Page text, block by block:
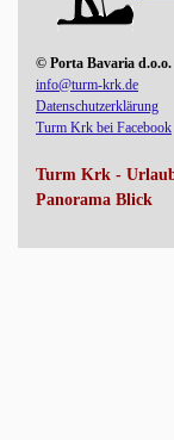
© Porta Bavaria d.o.o.
info@turm-krk.de
Datenschutzerklärung
Turm Krk bei Facebook
Turm Krk -
Panorama Blick